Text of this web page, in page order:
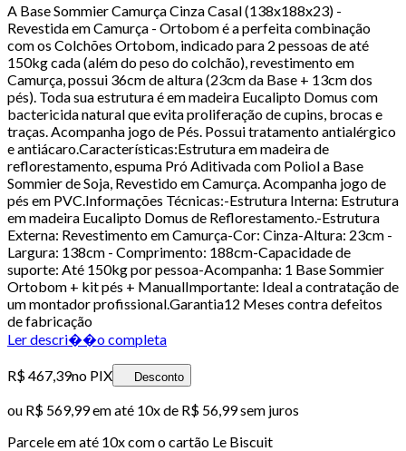
A Base Sommier Camurça Cinza Casal (138x188x23) -
Revestida em Camurça - Ortobom é a perfeita combinação
com os Colchões Ortobom, indicado para 2 pessoas de até
150kg cada (além do peso do colchão), revestimento em
Camurça, possui 36cm de altura (23cm da Base + 13cm dos
pés). Toda sua estrutura é em madeira Eucalipto Domus com
bactericida natural que evita proliferação de cupins, brocas e
traças. Acompanha jogo de Pés. Possui tratamento antialérgico
e antiácaro.Características:Estrutura em madeira de
reflorestamento, espuma Pró Aditivada com Poliol a Base
Sommier de Soja, Revestido em Camurça. Acompanha jogo de
pés em PVC.Informações Técnicas:-Estrutura Interna: Estrutura
em madeira Eucalipto Domus de Reflorestamento.-Estrutura
Externa: Revestimento em Camurça-Cor: Cinza-Altura: 23cm -
Largura: 138cm - Comprimento: 188cm-Capacidade de
suporte: Até 150kg por pessoa-Acompanha: 1 Base Sommier
Ortobom + kit pés + ManualImportante: Ideal a contratação de
um montador profissional.Garantia12 Meses contra defeitos
de fabricação
Ler descri��o completa
R$ 467,39no PIX Desconto
ou R$ 569,99em até 10x de R$ 56,99 sem juros
Parcele em até 10x com o cartão Le Biscuit